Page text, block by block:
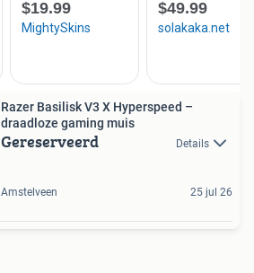
Razer Basilisk V3 X Hyperspeed –
draadloze gaming muis
Gereserveerd Details
Amstelveen 25 jul 26